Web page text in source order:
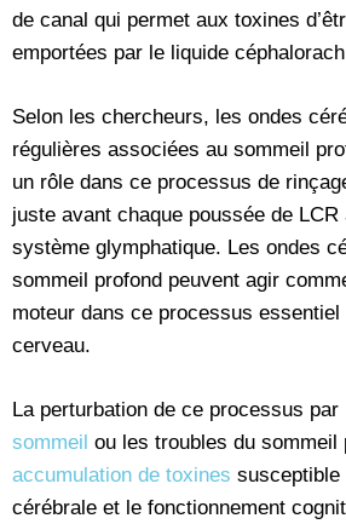
de canal qui permet aux toxines
emportées par le liquide
Selon les chercheurs, les ondes
régulières associées au sommeil
un rôle dans ce processus de
juste avant chaque poussée de
système glymphatique. Les ondes
sommeil profond peuvent agir
moteur dans ce processus essentiel
cerveau.
La perturbation de ce processus par
sommeil ou les troubles du sommeil
accumulation de toxines susceptible
cérébrale et le fonctionnement